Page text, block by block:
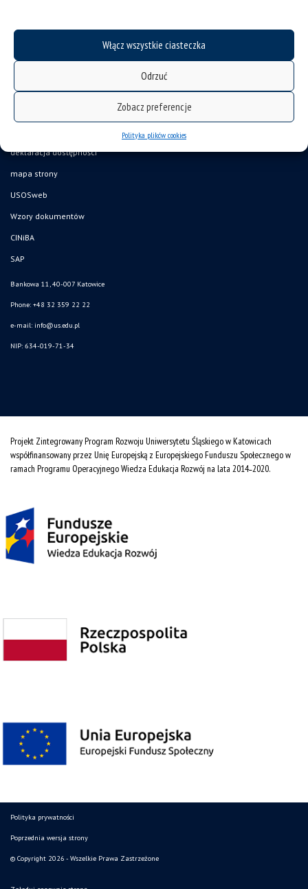
Włącz wszystkie ciasteczka
Odrzuć
Zobacz preferencje
Polityka plików cookies
deklaracja dostępności
mapa strony
USOSweb
Wzory dokumentów
CINiBA
SAP
Bankowa 11, 40-007 Katowice
Phone: +48 32 359 22 22
e-mail: info@us.edu.pl
NIP: 634-019-71-34
Projekt Zintegrowany Program Rozwoju Uniwersytetu Śląskiego w Katowicach
współfinansowany przez Unię Europejską z Europejskiego Funduszu Społecznego w
ramach Programu Operacyjnego Wiedza Edukacja Rozwój na lata 2014˗2020.
Polityka prywatności
Poprzednia wersja strony
© Copyright 2026 - Wszelkie Prawa Zastrzeżone